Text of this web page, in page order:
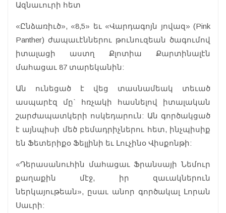
Ազնաւուրի հետ
«Ընձառիւծ», «8,5» եւ «Վարդագոյն յովազ» (Pink
Panther) ժապաւէններու թունուզեան ծագումով
իտալացի աստղ Քլոտիա Քարտինալէն
մահացաւ 87 տարեկանին:
Ան ունեցած է վեց տասնամեակ տեւած
ասպարէզ մը` հռչակի հասնելով իտալական
շարժապատկերի ոսկեդարուն: Ան գործակցած
է այնպիսի մեծ բեմադրիչներու հետ, ինչպիսիք
են Ֆետերիքօ Ֆելլինի եւ Լուչինօ Վիսքոնթի:
«Դերասանուհին մահացաւ Ֆրանսայի Նեմուր
քաղաքին մէջ, իր զաւակներուն
ներկայութեան», ըսաւ անոր գործակալ Լորան
Սաւրի: